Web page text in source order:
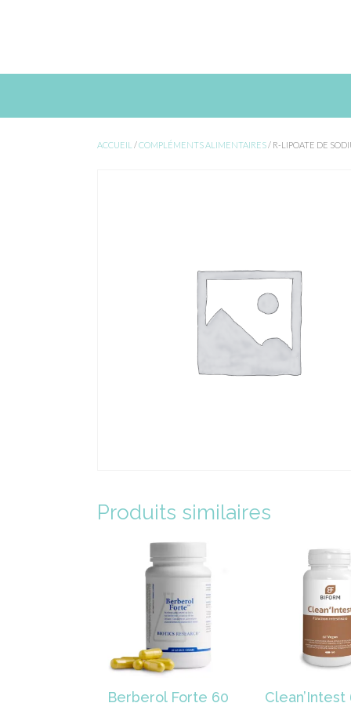
ACCUEIL /COMPLÉMENTS ALIMENTAIRES/ R-LIPOATE DE
Produits similaires
Berberol Forte 60